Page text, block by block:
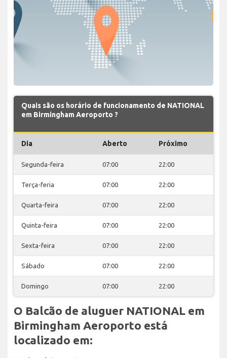
Quais são os horário de funcionamento de NATIONAL
em Birmingham Aeroporto ?
Dia Aberto Próximo
Segunda-feira 07:00 22:00
Terça-feria 07:00 22:00
Quarta-feira 07:00 22:00
Quinta-feira 07:00 22:00
Sexta-feira 07:00 22:00
Sábado 07:00 22:00
Domingo 07:00 22:00
O Balcão de aluguer NATIONAL em
Birmingham Aeroporto está
localizado em: